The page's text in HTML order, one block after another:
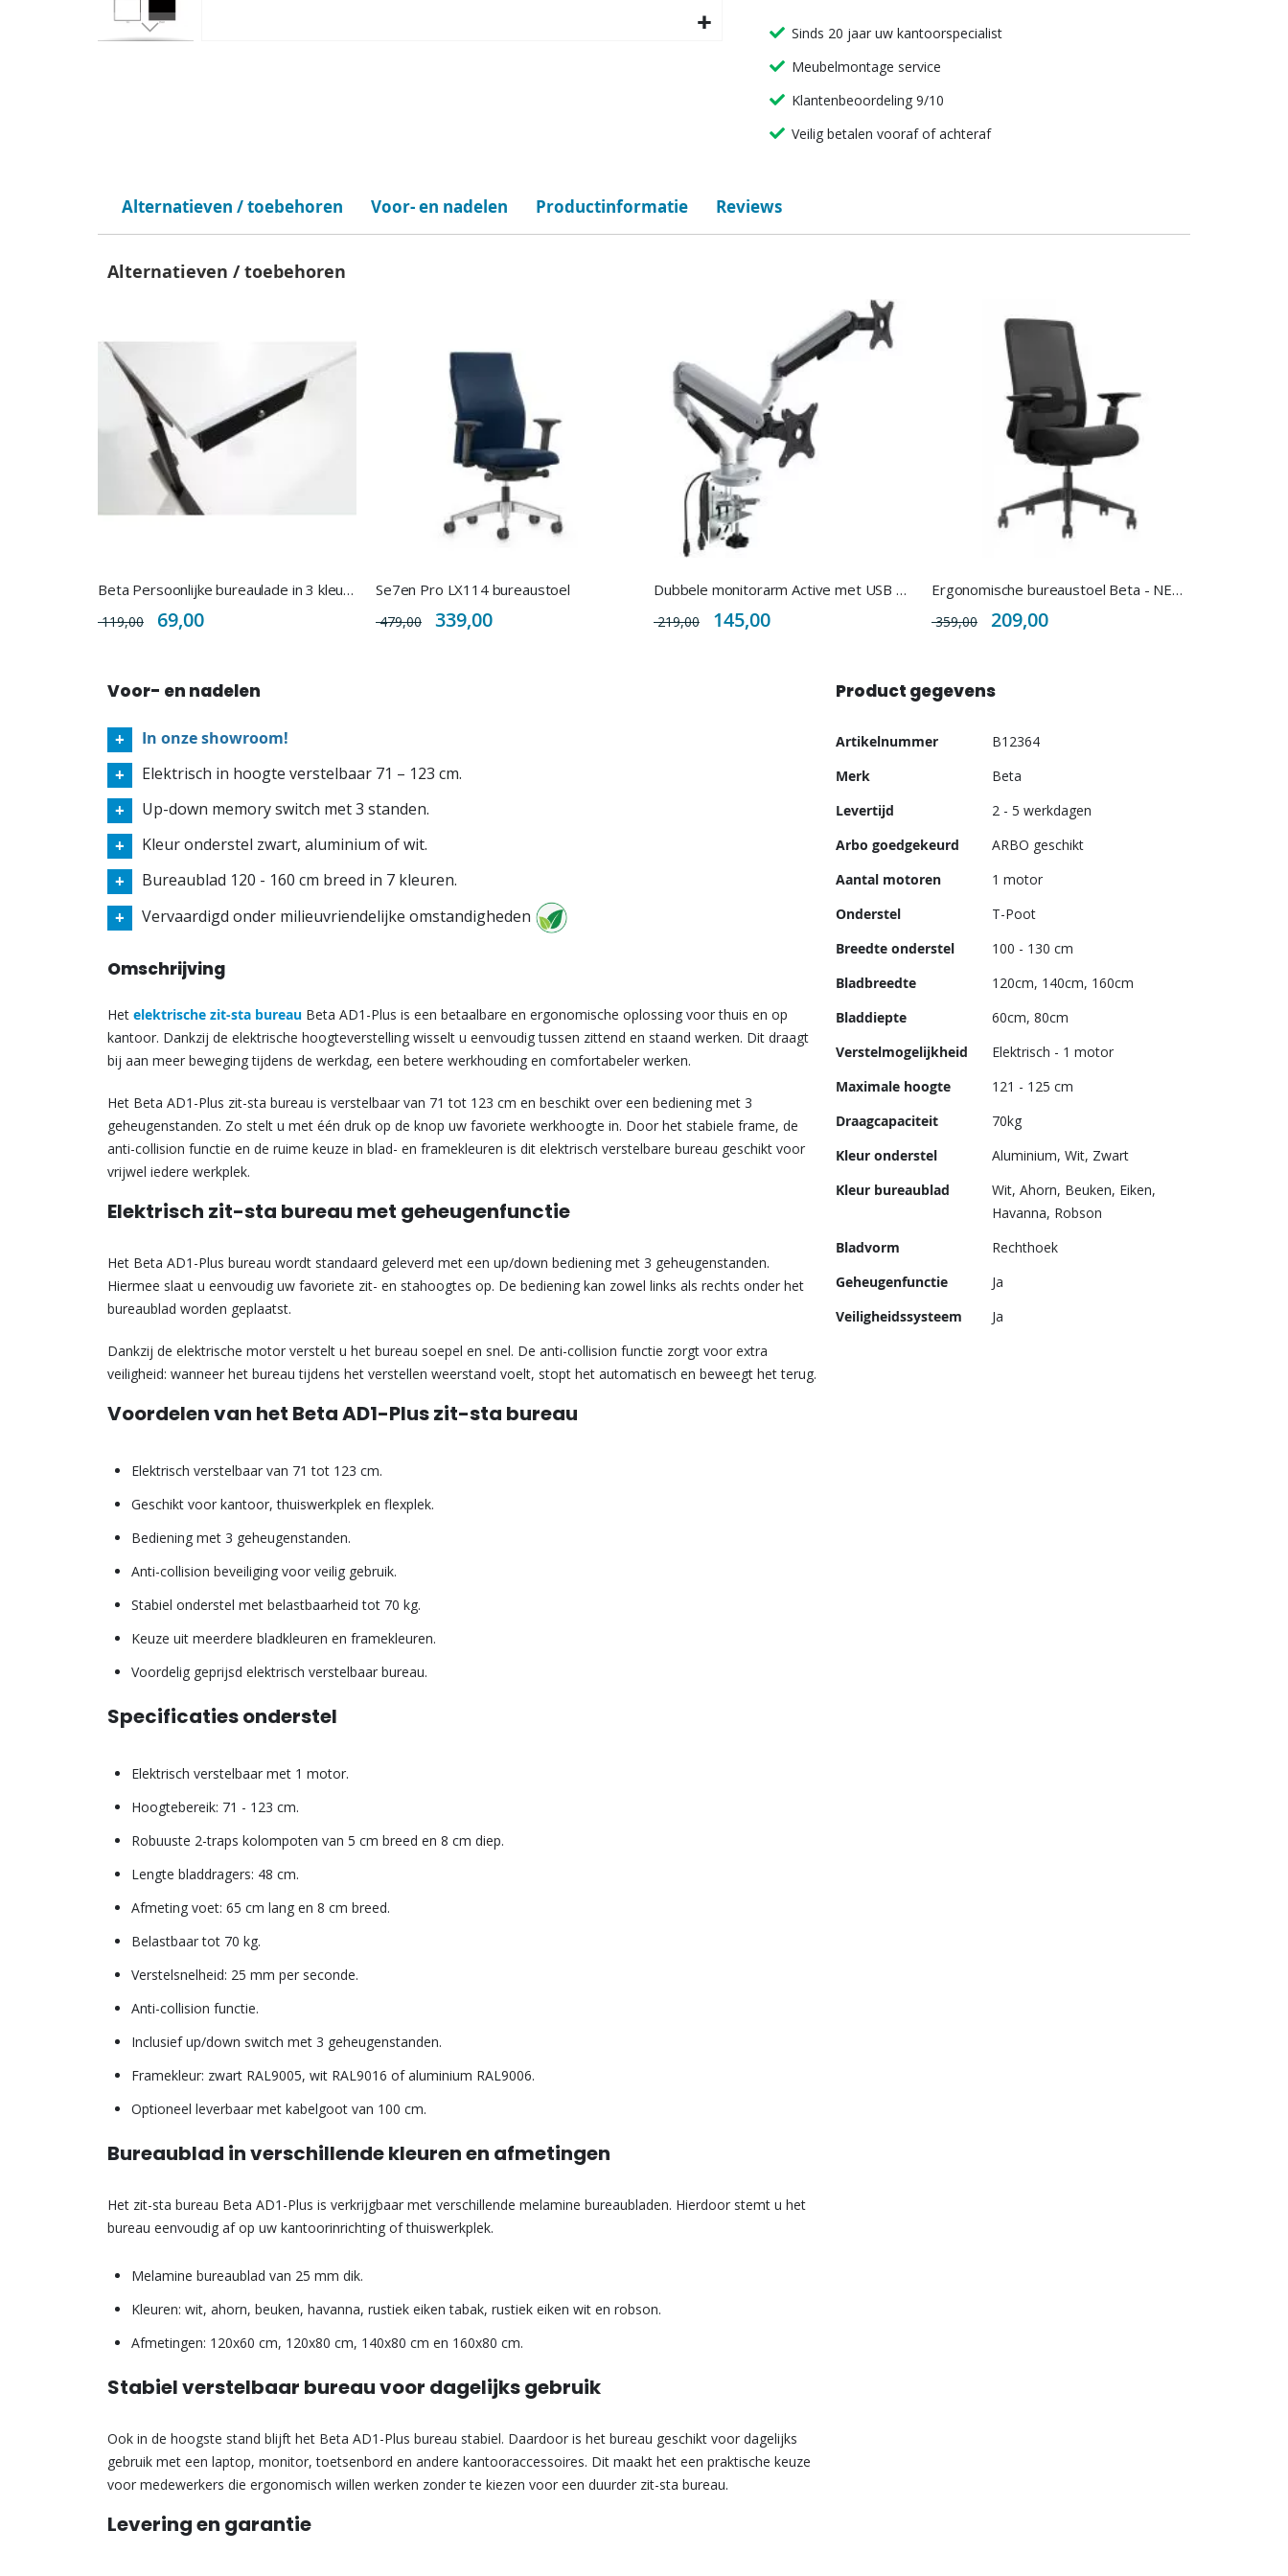
Sinds 20 jaar uw kantoorspecialist
Meubelmontage service
Klantenbeoordeling 9/10
Veilig betalen vooraf of achteraf
Alternatieven / toebehoren Voor- en nadelen Productinformatie Reviews
Alternatieven / toebehoren
Beta Persoonlijke bureaulade in 3 kleuren staal
119,00
Special
Price
69,00
Se7en Pro LX114 bureaustoel
479,00
Special
Price
339,00
Dubbele monitorarm Active met USB poorten
219,00
Special
Price
145,00
Ergonomische bureaustoel Beta - NEN 1335
359,00
Special
Price
209,00
Voor- en nadelen
In onze showroom!
Elektrisch in hoogte verstelbaar 71 – 123 cm.
Up-down memory switch met 3 standen.
Kleur onderstel zwart, aluminium of wit.
Bureaublad 120 - 160 cm breed in 7 kleuren.
Vervaardigd onder milieuvriendelijke omstandigheden
Omschrijving
Het elektrische zit-sta bureau Beta AD1-Plus is een betaalbare en ergonomische oplossing voor thuis en op
kantoor. Dankzij de elektrische hoogteverstelling wisselt u eenvoudig tussen zittend en staand werken. Dit draagt
bij aan meer beweging tijdens de werkdag, een betere werkhouding en comfortabeler werken.
Het Beta AD1-Plus zit-sta bureau is verstelbaar van 71 tot 123 cm en beschikt over een bediening met 3
geheugenstanden. Zo stelt u met één druk op de knop uw favoriete werkhoogte in. Door het stabiele frame, de
anti-collision functie en de ruime keuze in blad- en framekleuren is dit elektrisch verstelbare bureau geschikt voor
vrijwel iedere werkplek.
Elektrisch zit-sta bureau met geheugenfunctie
Het Beta AD1-Plus bureau wordt standaard geleverd met een up/down bediening met 3 geheugenstanden.
Hiermee slaat u eenvoudig uw favoriete zit- en stahoogtes op. De bediening kan zowel links als rechts onder het
bureaublad worden geplaatst.
Dankzij de elektrische motor verstelt u het bureau soepel en snel. De anti-collision functie zorgt voor extra
veiligheid: wanneer het bureau tijdens het verstellen weerstand voelt, stopt het automatisch en beweegt het terug.
Voordelen van het Beta AD1-Plus zit-sta bureau
Elektrisch verstelbaar van 71 tot 123 cm.
Geschikt voor kantoor, thuiswerkplek en flexplek.
Bediening met 3 geheugenstanden.
Anti-collision beveiliging voor veilig gebruik.
Stabiel onderstel met belastbaarheid tot 70 kg.
Keuze uit meerdere bladkleuren en framekleuren.
Voordelig geprijsd elektrisch verstelbaar bureau.
Specificaties onderstel
Elektrisch verstelbaar met 1 motor.
Hoogtebereik: 71 - 123 cm.
Robuuste 2-traps kolompoten van 5 cm breed en 8 cm diep.
Lengte bladdragers: 48 cm.
Afmeting voet: 65 cm lang en 8 cm breed.
Belastbaar tot 70 kg.
Verstelsnelheid: 25 mm per seconde.
Anti-collision functie.
Inclusief up/down switch met 3 geheugenstanden.
Framekleur: zwart RAL9005, wit RAL9016 of aluminium RAL9006.
Optioneel leverbaar met kabelgoot van 100 cm.
Bureaublad in verschillende kleuren en afmetingen
Het zit-sta bureau Beta AD1-Plus is verkrijgbaar met verschillende melamine bureaubladen. Hierdoor stemt u het
bureau eenvoudig af op uw kantoorinrichting of thuiswerkplek.
Melamine bureaublad van 25 mm dik.
Kleuren: wit, ahorn, beuken, havanna, rustiek eiken tabak, rustiek eiken wit en robson.
Afmetingen: 120x60 cm, 120x80 cm, 140x80 cm en 160x80 cm.
Stabiel verstelbaar bureau voor dagelijks gebruik
Ook in de hoogste stand blijft het Beta AD1-Plus bureau stabiel. Daardoor is het bureau geschikt voor dagelijks
gebruik met een laptop, monitor, toetsenbord en andere kantooraccessoires. Dit maakt het een praktische keuze
voor medewerkers die ergonomisch willen werken zonder te kiezen voor een duurder zit-sta bureau.
Levering en garantie
Product gegevens
Meer
Artikelnummer
B12364
Merk
Beta
Levertijd
2 - 5 werkdagen
Arbo goedgekeurd
ARBO geschikt
Aantal motoren
1 motor
Onderstel
T-Poot
Breedte onderstel
100 - 130 cm
Bladbreedte
120cm, 140cm, 160cm
Bladdiepte
60cm, 80cm
Verstelmogelijkheid
Elektrisch - 1 motor
Maximale hoogte
121 - 125 cm
Draagcapaciteit
70kg
Kleur onderstel
Aluminium, Wit, Zwart
Kleur bureaublad
Wit, Ahorn, Beuken, Eiken,
Havanna, Robson
Bladvorm
Rechthoek
Geheugenfunctie
Ja
Veiligheidssysteem
Ja